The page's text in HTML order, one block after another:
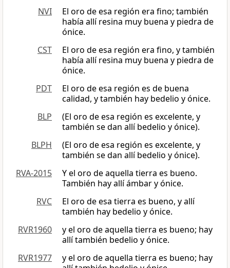
NVI
El oro de esa región era fino; también
había allí resina muy buena y piedra de
ónice.
CST
El oro de esa región era fino, y también
había allí resina muy buena y piedra de
ónice.
PDT
El oro de esa región es de buena
calidad, y también hay bedelio y ónice.
BLP
(El oro de esa región es excelente, y
también se dan allí bedelio y ónice).
BLPH
(El oro de esa región es excelente, y
también se dan allí bedelio y ónice).
RVA-2015
Y el oro de aquella tierra es bueno.
También hay allí ámbar y ónice.
RVC
El oro de esa tierra es bueno, y allí
también hay bedelio y ónice.
RVR1960
y el oro de aquella tierra es bueno; hay
allí también bedelio y ónice.
RVR1977
y el oro de aquella tierra es bueno; hay